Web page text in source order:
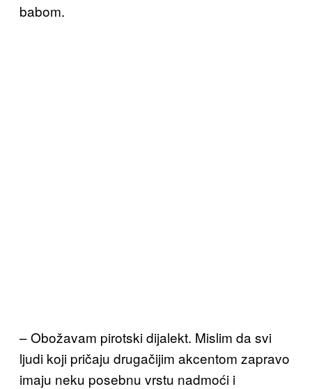
babom.
– Obožavam pirotski dijalekt. Mislim da svi
ljudi koji pričaju drugačijim akcentom zapravo
imaju neku posebnu vrstu nadmoći i